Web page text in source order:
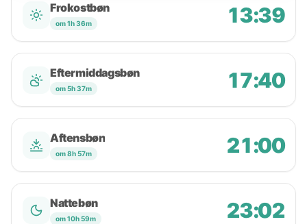
Frokostbøn
om 1h 36m 13:39
Eftermiddagsbøn
om 5h 37m 17:40
Aftensbøn
om 8h 57m 21:00
Nattebøn
om 10h 59m 23:02